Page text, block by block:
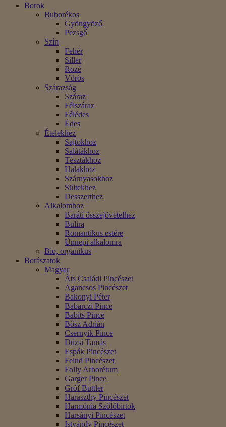
Borok
Buborékos
Gyöngyöző
Pezsgő
Szín
Fehér
Siller
Rozé
Vörös
Szárazság
Száraz
Félszáraz
Félédes
Édes
Ételekhez
Sajtokhoz
Salátákhoz
Tésztákhoz
Halakhoz
Szárnyasokhoz
Sültekhez
Desszerthez
Alkalomhoz
Baráti összejövetelhez
Bulira
Romantikus estére
Ünnepi alkalomra
Bio, organikus
Borászatok
Magyar
Áts Családi Pincészet
Agancsos Pincészet
Bakonyi Péter
Babarczi Pince
Babits Pince
Bősz Adrián
Csernyik Pince
Dúzsi Tamás
Espák Pincészet
Feind Pincészet
Folly Arborétum
Garger Pince
Gróf Buttler
Haraszthy Pincészet
Harmónia Szőlőbirtok
Harsányi Pincészet
Istvándy Pincészet